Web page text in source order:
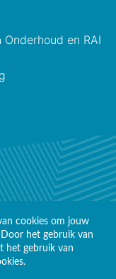
en RAI
cookies om jouw
het gebruik van
het gebruik van